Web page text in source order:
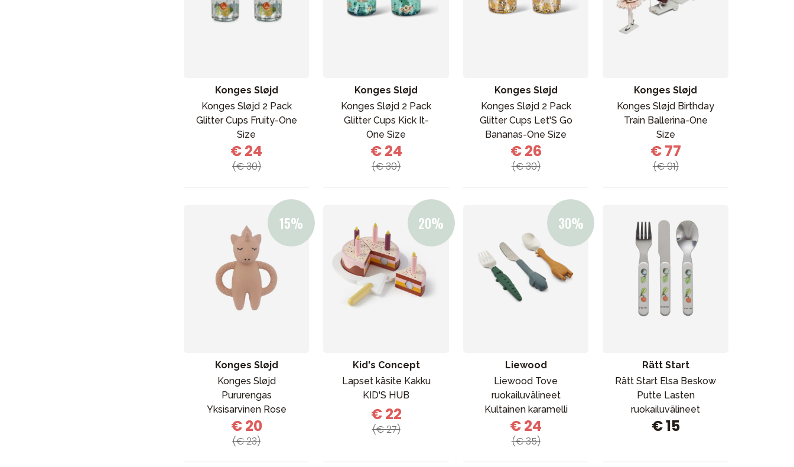
Konges Sløjd
Konges Sløjd 2 Pack
Glitter Cups Fruity-One
Size
€ 24
(€ 30)
Konges Sløjd
Konges Sløjd 2 Pack
Glitter Cups Kick It-
One Size
€ 24
(€ 30)
Konges Sløjd
Konges Sløjd 2 Pack
Glitter Cups Let'S Go
Bananas-One Size
€ 26
(€ 30)
Konges Sløjd
Konges Sløjd Birthday
Train Ballerina-One
Size
€ 77
(€ 91)
Konges Sløjd
Konges Sløjd
Pururengas
Yksisarvinen Rose
€ 20
(€ 23)
Kid's Concept
Lapset käsite Kakku
KID'S HUB
€ 22
(€ 27)
Liewood
Liewood Tove
ruokailuvälineet
Kultainen karamelli
€ 24
(€ 35)
Rätt Start
Rätt Start Elsa Beskow
Putte Lasten
ruokailuvälineet
€ 15